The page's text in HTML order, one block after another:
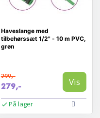
Haveslange med
tilbehørssæt 1/2" - 10 m PVC,
grøn
299,-
279,- Vis
På lager